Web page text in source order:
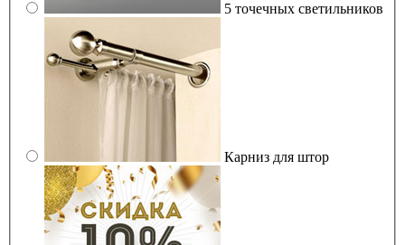
5 точечных светильников
Карниз для штор